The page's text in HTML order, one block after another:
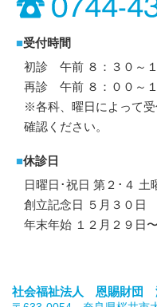
■受付時間
初診 午前 ８：３０～
再診 午前 ８：００～
※各科、曜日によって
確認ください。
■休診日
日曜日･祝日 第２･４ 土
創立記念日 ５月３０日
年末年始 １２月２９日
社会福祉法人 恩賜財団